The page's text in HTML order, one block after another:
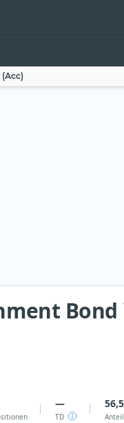
(Acc)
Bond
—
TD